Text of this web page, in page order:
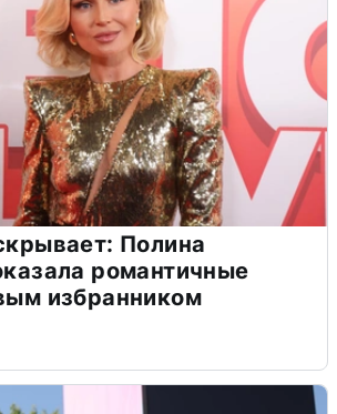
Полина
романтичные
избранником